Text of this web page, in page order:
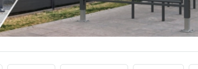
Segment.
PROCITY®
– dank
Verschönern
öffentliche